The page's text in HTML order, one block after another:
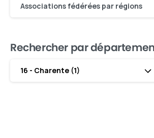
Associations fédérées par régions
Rechercher par
16 - Charente (1)